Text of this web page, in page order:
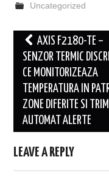
Uncategorized
Post
navigation
AXIS F2180-TE –
SENZOR TERMIC
CE MONITORIZEAZA
TEMPERATURA IN
ZONE DIFERITE SI
AUTOMAT ALERTE
LEAVE A REPLY